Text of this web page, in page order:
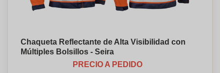
Chaqueta Reflectante de Alta Visibilidad con
Múltiples Bolsillos - Seira
PRECIO A PEDIDO